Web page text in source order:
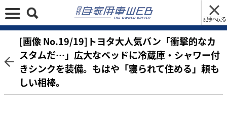
記事へ戻る
[画像 No.19/19]トヨタ大人気バン「衝撃的なカ
スタムだ…」広大なベッドに冷蔵庫・シャワー付
きシンクを装備。もはや「寝られて住める」頼も
しい相棒。